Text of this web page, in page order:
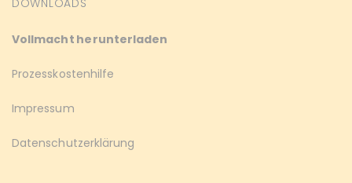
Vollmacht herunterladen
Prozesskostenhilfe
Impressum
Datenschutzerklärung